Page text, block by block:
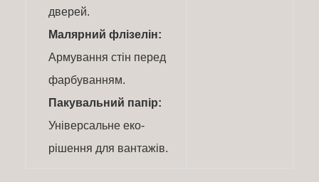
дверей.
Малярний флізелін:
Армування стін перед
фарбуванням.
Пакувальний папір:
Універсальне еко-
рішення для вантажів.